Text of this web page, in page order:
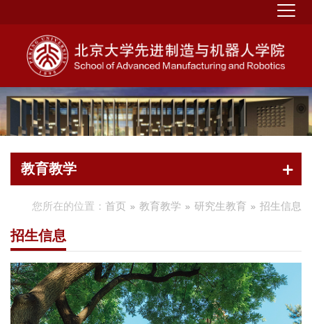
教育教学
您所在的位置： 首页 教育教学 研究生教育 招生信息
招生信息